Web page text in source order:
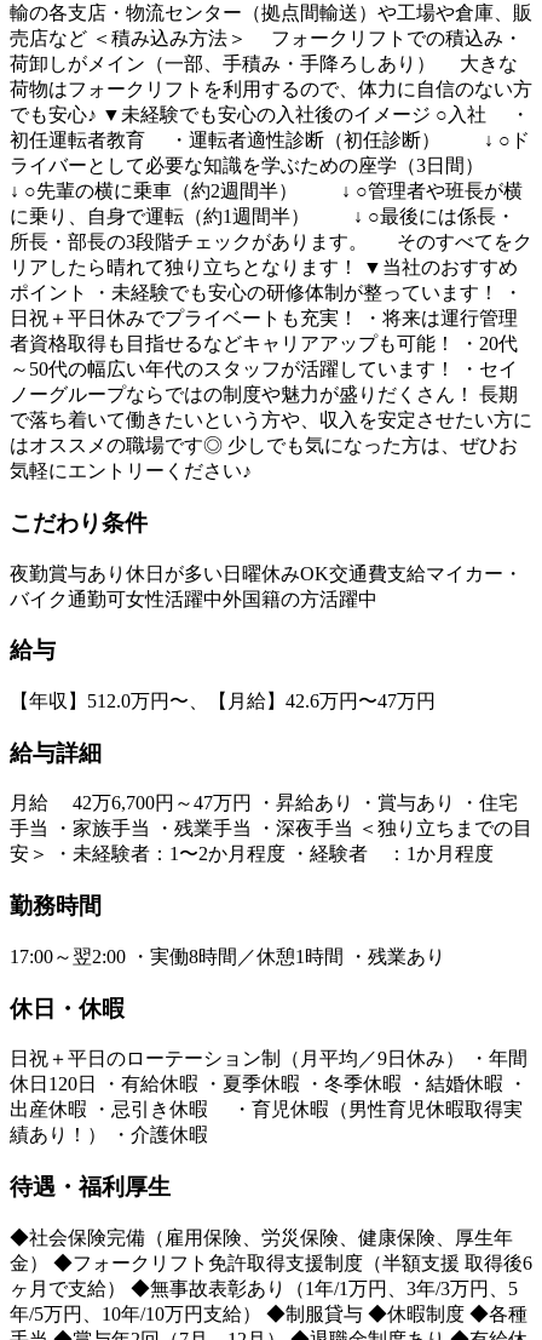
輸の各支店・物流センター（拠点間輸送）や工場や倉庫、販
売店など ＜積み込み方法＞ フォークリフトでの積込み・
荷卸しがメイン（一部、手積み・手降ろしあり） 大きな
荷物はフォークリフトを利用するので、体力に自信のない方
でも安心♪ ▼未経験でも安心の入社後のイメージ ○入社 ・
初任運転者教育 ・運転者適性診断（初任診断） ↓ ○ド
ライバーとして必要な知識を学ぶための座学（3日間）
↓ ○先輩の横に乗車（約2週間半） ↓ ○管理者や班長が横
に乗り、自身で運転（約1週間半） ↓ ○最後には係長・
所長・部長の3段階チェックがあります。 そのすべてをク
リアしたら晴れて独り立ちとなります！ ▼当社のおすすめ
ポイント ・未経験でも安心の研修体制が整っています！ ・
日祝＋平日休みでプライベートも充実！ ・将来は運行管理
者資格取得も目指せるなどキャリアアップも可能！ ・20代
～50代の幅広い年代のスタッフが活躍しています！ ・セイ
ノーグループならではの制度や魅力が盛りだくさん！ 長期
で落ち着いて働きたいという方や、収入を安定させたい方に
はオススメの職場です◎ 少しでも気になった方は、ぜひお
気軽にエントリーください♪
こだわり条件
夜勤賞与あり 休日が多い 日曜休みOK交通費支給マイカー・
バイク通勤可女性活躍中外国籍の方活躍中
給与
【年収】512.0万円〜、【月給】42.6万円〜47万円
給与詳細
月給 42万6,700円～47万円 ・昇給あり ・賞与あり ・住宅
手当 ・家族手当 ・残業手当 ・深夜手当 ＜独り立ちまでの目
安＞ ・未経験者：1〜2か月程度 ・経験者 ：1か月程度
勤務時間
17:00～翌2:00 ・実働8時間／休憩1時間 ・残業あり
休日・休暇
日祝＋平日のローテーション制（月平均／9日休み） ・年間
休日120日 ・有給休暇 ・夏季休暇 ・冬季休暇 ・結婚休暇 ・
出産休暇 ・忌引き休暇 ・育児休暇（男性育児休暇取得実
績あり！） ・介護休暇
待遇・福利厚生
◆社会保険完備（雇用保険、労災保険、健康保険、厚生年
金） ◆フォークリフト免許取得支援制度（半額支援 取得後6
ヶ月で支給） ◆無事故表彰あり（1年/1万円、3年/3万円、5
年/5万円、10年/10万円支給） ◆制服貸与 ◆休暇制度 ◆各種